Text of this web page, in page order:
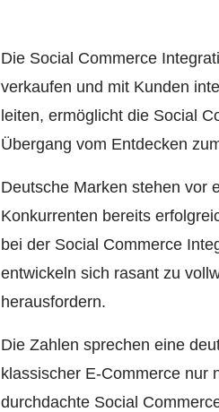
Die Social Commerce
verkaufen und mit Kunden
leiten, ermöglicht die Social
Übergang vom Entdecken
Deutsche Marken stehen vor
Konkurrenten bereits
bei der Social Commerce
entwickeln sich rasant zu
herausfordern.
Die Zahlen sprechen eine
klassischer E-Commerce nur
durchdachte Social